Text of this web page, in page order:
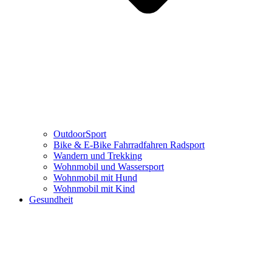
OutdoorSport
Bike & E-Bike Fahrradfahren Radsport
Wandern und Trekking
Wohnmobil und Wassersport
Wohnmobil mit Hund
Wohnmobil mit Kind
Gesundheit